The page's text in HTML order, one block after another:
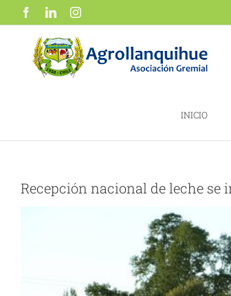
al
contenido
FacebookLinkedInInstagram
INICIO
Recepción nacional de leche se